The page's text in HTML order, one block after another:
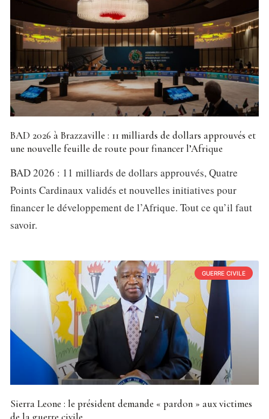
BAD 2026 à Brazzaville : 11 milliards de dollars approuvés et
une nouvelle feuille de route pour financer l’Afrique
BAD 2026 : 11 milliards de dollars approuvés, Quatre
Points Cardinaux validés et nouvelles initiatives pour
financer le développement de l’Afrique. Tout ce qu’il faut
savoir.
GUERRE CIVILE
Sierra Leone : le président demande « pardon » aux victimes